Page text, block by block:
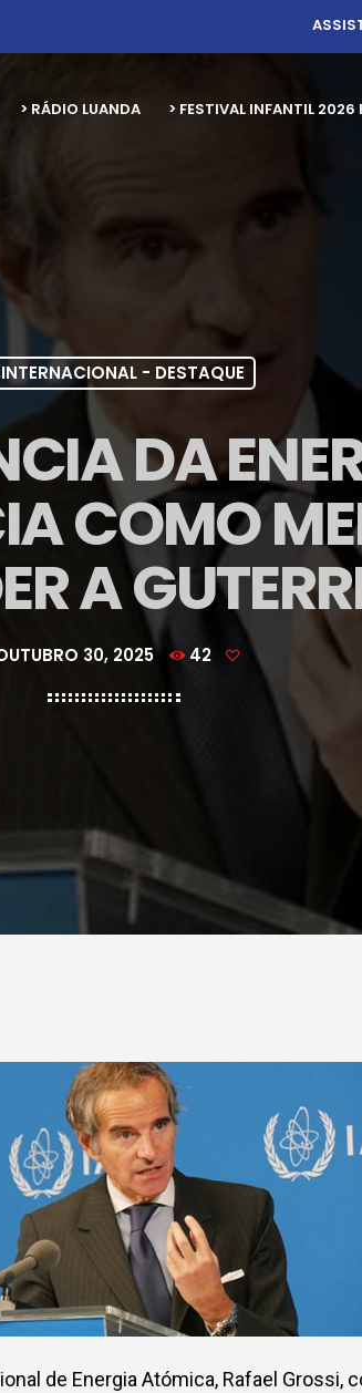
> RÁDIO LUANDA > FESTIVAL INFANTIL
- DESTAQUE
DA
COMO
A
30, 2025 42
de Energia Atómica, Rafael Grossi,